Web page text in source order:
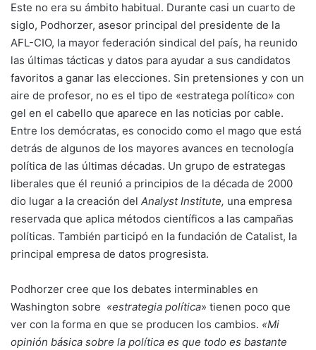
Este no era su ámbito habitual. Durante casi un cuarto de
siglo, Podhorzer, asesor principal del presidente de la
AFL-CIO, la mayor federación sindical del país, ha reunido
las últimas tácticas y datos para ayudar a sus candidatos
favoritos a ganar las elecciones. Sin pretensiones y con un
aire de profesor, no es el tipo de «estratega político» con
gel en el cabello que aparece en las noticias por cable.
Entre los demócratas, es conocido como el mago que está
detrás de algunos de los mayores avances en tecnología
política de las últimas décadas. Un grupo de estrategas
liberales que él reunió a principios de la década de 2000
dio lugar a la creación del Analyst Institute, una empresa
reservada que aplica métodos científicos a las campañas
políticas. También participó en la fundación de Catalist, la
principal empresa de datos progresista.
Podhorzer cree que los debates interminables en
Washington sobre «estrategia política» tienen poco que
ver con la forma en que se producen los cambios. «Mi
opinión básica sobre la política es que todo es bastante